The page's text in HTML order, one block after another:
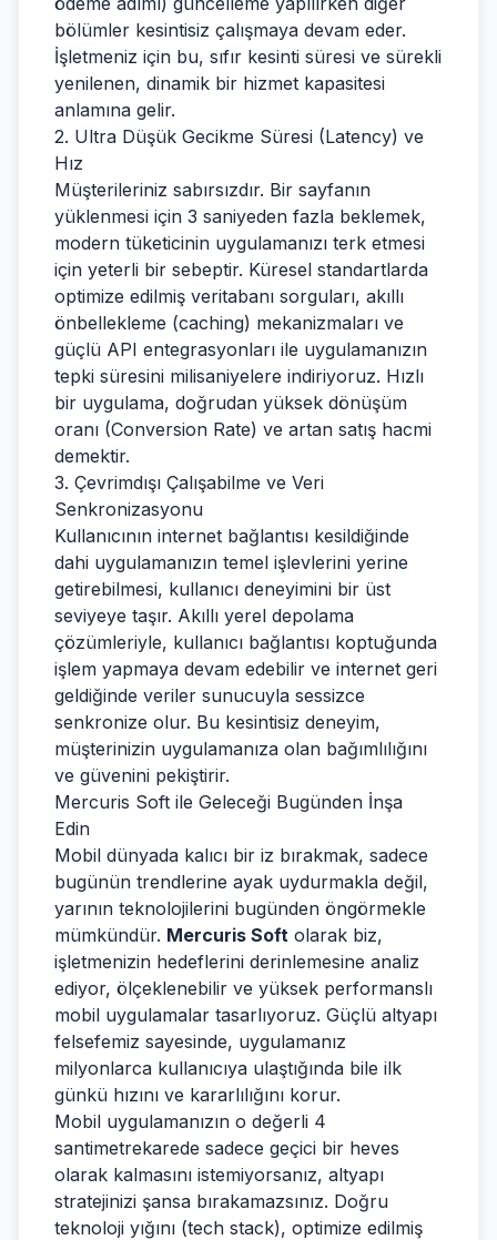
bölümler kesintisiz çalışmaya devam eder.
İşletmeniz için bu, sıfır kesinti süresi ve sürekli
yenilenen, dinamik bir hizmet kapasitesi
anlamına gelir.
2. Ultra Düşük Gecikme Süresi (Latency) ve
Hız
Müşterileriniz sabırsızdır. Bir sayfanın
yüklenmesi için 3 saniyeden fazla beklemek,
modern tüketicinin uygulamanızı terk etmesi
için yeterli bir sebeptir. Küresel standartlarda
optimize edilmiş veritabanı sorguları, akıllı
önbellekleme (caching) mekanizmaları ve
güçlü API entegrasyonları ile uygulamanızın
tepki süresini milisaniyelere indiriyoruz. Hızlı
bir uygulama, doğrudan yüksek dönüşüm
oranı (Conversion Rate) ve artan satış hacmi
demektir.
3. Çevrimdışı Çalışabilme ve Veri
Senkronizasyonu
Kullanıcının internet bağlantısı kesildiğinde
dahi uygulamanızın temel işlevlerini yerine
getirebilmesi, kullanıcı deneyimini bir üst
seviyeye taşır. Akıllı yerel depolama
çözümleriyle, kullanıcı bağlantısı koptuğunda
işlem yapmaya devam edebilir ve internet geri
geldiğinde veriler sunucuyla sessizce
senkronize olur. Bu kesintisiz deneyim,
müşterinizin uygulamanıza olan bağımlılığını
ve güvenini pekiştirir.
Mercuris Soft ile Geleceği Bugünden İnşa
Edin
Mobil dünyada kalıcı bir iz bırakmak, sadece
bugünün trendlerine ayak uydurmakla değil,
yarının teknolojilerini bugünden öngörmekle
mümkündür. Mercuris Soft olarak biz,
işletmenizin hedeflerini derinlemesine analiz
ediyor, ölçeklenebilir ve yüksek performanslı
mobil uygulamalar tasarlıyoruz. Güçlü altyapı
felsefemiz sayesinde, uygulamanız
milyonlarca kullanıcıya ulaştığında bile ilk
günkü hızını ve kararlılığını korur.
Mobil uygulamanızın o değerli 4
santimetrekarede sadece geçici bir heves
olarak kalmasını istemiyorsanız, altyapı
stratejinizi şansa bırakamazsınız. Doğru
teknoloji yığını (tech stack), optimize edilmiş